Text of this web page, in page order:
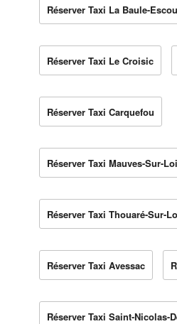
Réserver Taxi La Baule-
Réserver Taxi Le Croisic
Réserver Taxi Carquefou
Réserver Taxi Mauves-Sur-
Réserver Taxi Thouaré-Sur-
Réserver Taxi Avessac
Réserver Taxi Saint-Nicolas-